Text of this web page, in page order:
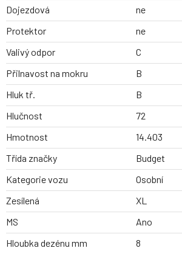
Dojezdová
ne
Protektor
ne
Valivý odpor
C
Přilnavost na mokru
B
Hluk tř.
B
Hlučnost
72
Hmotnost
14.403
Třída značky
Budget
Kategorie vozu
Osobní
Zesílená
XL
MS
Ano
Hloubka dezénu mm
8